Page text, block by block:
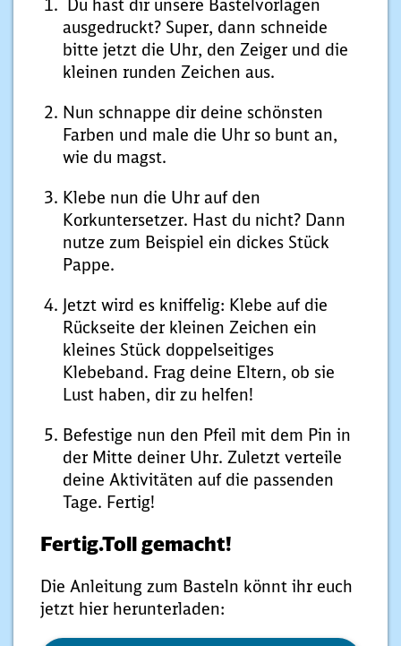
Du hast dir unsere Bastelvorlagen
ausgedruckt? Super, dann schneide
bitte jetzt die Uhr, den Zeiger und die
kleinen runden Zeichen aus.
Nun schnappe dir deine schönsten
Farben und male die Uhr so bunt an,
wie du magst.
Klebe nun die Uhr auf den
Korkuntersetzer. Hast du nicht? Dann
nutze zum Beispiel ein dickes Stück
Pappe.
Jetzt wird es kniffelig: Klebe auf die
Rückseite der kleinen Zeichen ein
kleines Stück doppelseitiges
Klebeband. Frag deine Eltern, ob sie
Lust haben, dir zu helfen!
Befestige nun den Pfeil mit dem Pin in
der Mitte deiner Uhr. Zuletzt verteile
deine Aktivitäten auf die passenden
Tage. Fertig!
Fertig.Toll gemacht!
Die Anleitung zum Basteln könnt ihr euch
jetzt hier herunterladen: